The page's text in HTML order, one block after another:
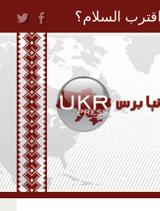
السلام؟